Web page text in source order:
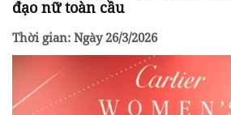
đạo nữ toàn cầu
Thời gian: Ngày 26/3/2026